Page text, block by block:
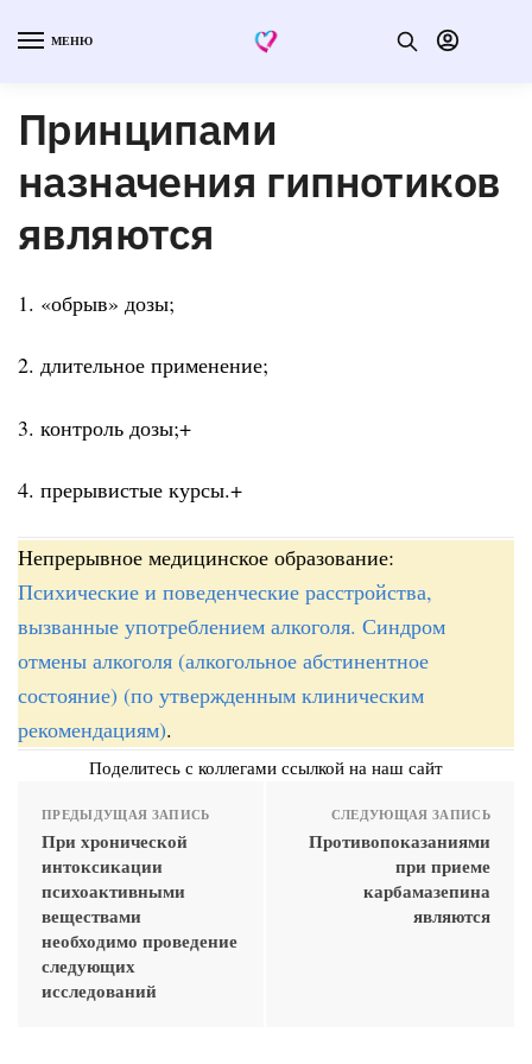
МЕНЮ
Принципами
назначения гипнотиков
являются
1. «обрыв» дозы;
2. длительное применение;
3. контроль дозы;+
4. прерывистые курсы.+
Непрерывное медицинское образование:
Психические и поведенческие расстройства,
вызванные употреблением алкоголя. Синдром
отмены алкоголя (алкогольное абстинентное
состояние) (по утвержденным клиническим
рекомендациям).
Поделитесь с коллегами ссылкой на наш сайт
ПРЕДЫДУЩАЯ ЗАПИСЬ
При хронической
интоксикации
психоактивными
веществами
необходимо проведение
следующих
исследований
СЛЕДУЮЩАЯ ЗАПИСЬ
Противопоказаниями
при приеме
карбамазепина
являются